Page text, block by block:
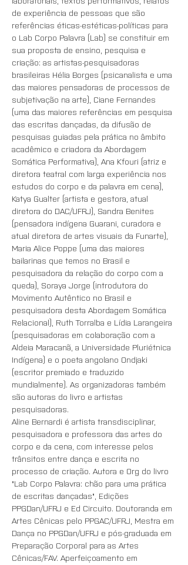
de experiência de pessoas que são
referências éticas-estéticas-políticas para
o Lab Corpo Palavra (Lab) se constituir em
sua proposta de ensino, pesquisa e
criação: as artistas-pesquisadoras
brasileiras Hélia Borges (psicanalista e uma
das maiores pensadoras de processos de
subjetivação na arte), Ciane Fernandes
(uma das maiores referências em pesquisa
das escritas dançadas, da difusão de
pesquisas guiadas pela prática no âmbito
acadêmico e criadora da Abordagem
Somática Performativa), Ana Kfouri (atriz e
diretora teatral com larga experiência nos
estudos do corpo e da palavra em cena),
Katya Gualter (artista e gestora, atual
diretora do DAC/UFRJ), Sandra Benites
(pensadora indígena Guarani, curadora e
atual diretora de artes visuais da Funarte),
Maria Alice Poppe (uma das maiores
bailarinas que temos no Brasil e
pesquisadora da relação do corpo com a
queda), Soraya Jorge (introdutora do
Movimento Autêntico no Brasil e
pesquisadora desta Abordagem Somática
Relacional), Ruth Torralba e Lídia Larangeira
(pesquisadoras em colaboração com a
Aldeia Maracanã, a Universidade Pluriétnica
Indígena) e o poeta angolano Ondjaki
(escritor premiado e traduzido
mundialmente). As organizadoras também
são autoras do livro e artistas
pesquisadoras.
Aline Bernardi é artista transdisciplinar,
pesquisadora e professora das artes do
corpo e da cena, com interesse pelos
trânsitos entre dança e escrita no
processo de criação. Autora e Org do livro
"Lab Corpo Palavra: chão para uma prática
de escritas dançadas", Edições
PPGDan/UFRJ e Ed Circuito. Doutoranda em
Artes Cênicas pelo PPGAC/UFRJ, Mestra em
Dança no PPGDan/UFRJ e pós-graduada em
Preparação Corporal para as Artes
Cênicas/FAV. Aperfeiçoamento em